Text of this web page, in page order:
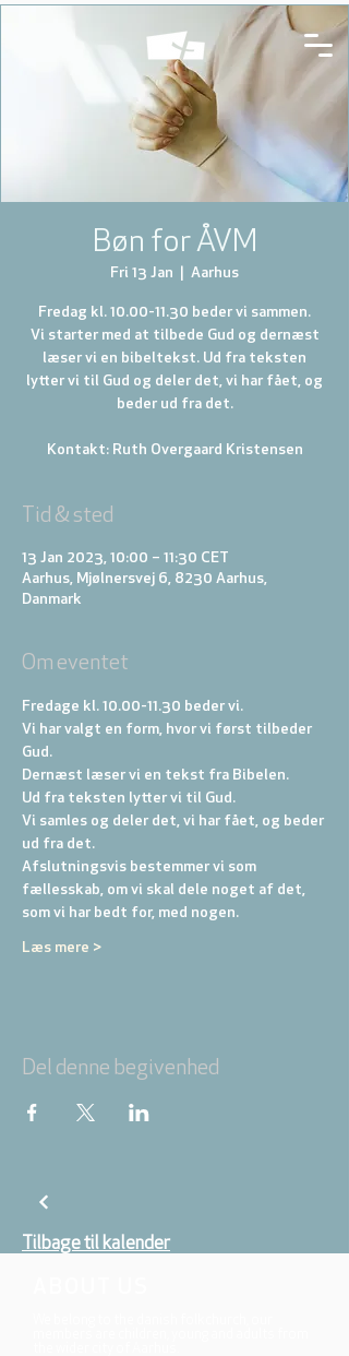
Bøn for ÅVM
Fri 13 Jan Aarhus
Fredag kl. 10.00-11.30 beder vi sammen.
Vi starter med at tilbede Gud og dernæst
læser vi en bibeltekst. Ud fra teksten
lytter vi til Gud og deler det, vi har fået, og
beder ud fra det.
Kontakt: Ruth Overgaard Kristensen
Tid & sted
13 Jan 2023, 10:00 – 11:30 CET
Aarhus, Mjølnersvej 6, 8230 Aarhus,
Danmark
Om eventet
Fredage kl. 10.00-11.30 beder vi.
Vi har valgt en form, hvor vi først tilbeder
Gud.
Dernæst læser vi en tekst fra Bibelen.
Ud fra teksten lytter vi til Gud.
Vi samles og deler det, vi har fået, og beder
ud fra det.
Afslutningsvis bestemmer vi som
fællesskab, om vi skal dele noget af det,
som vi har bedt for, med nogen.
Læs mere >
Del denne begivenhed
Tilbage til kalender